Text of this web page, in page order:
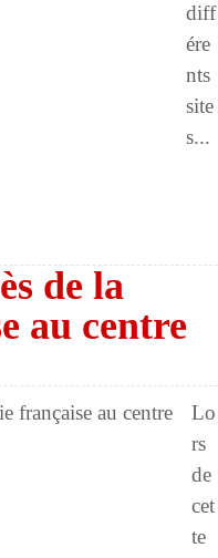
diff
ére
nts
site
s...
de la
au centre
Lo
rs
de
cet
te